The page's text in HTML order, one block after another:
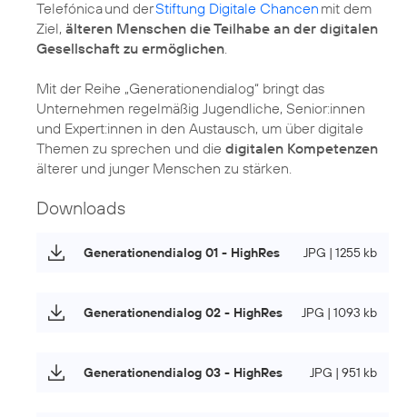
Telefónica und derStiftung Digitale Chancen mit dem
Ziel, älteren Menschen die Teilhabe an der digitalen
Gesellschaft zu ermöglichen.
Mit der Reihe „Generationendialog“ bringt das
Unternehmen regelmäßig Jugendliche, Senior:innen
und Expert:innen in den Austausch, um über digitale
Themen zu sprechen und die digitalen Kompetenzen
älterer und junger Menschen zu stärken.
Downloads
Generationendialog 01 - HighRes JPG | 1255 kb
Generationendialog 02 - HighRes JPG | 1093 kb
Generationendialog 03 - HighRes JPG | 951 kb